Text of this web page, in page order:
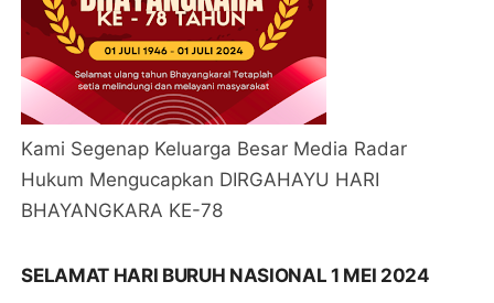
Kami Segenap Keluarga Besar Media Radar
Hukum Mengucapkan DIRGAHAYU HARI
BHAYANGKARA KE-78
SELAMAT HARI BURUH NASIONAL 1 MEI 2024